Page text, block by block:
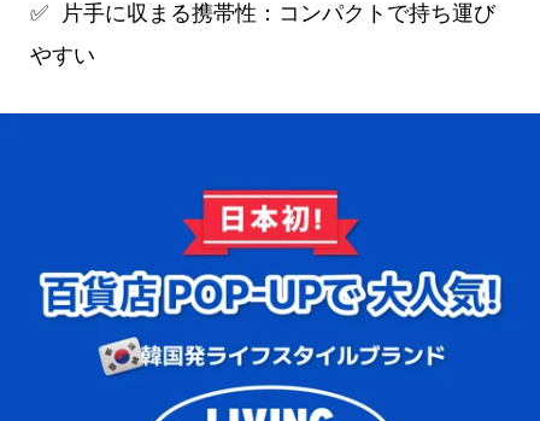
✅ 片手に収まる携帯性：コンパクトで持ち運び
やすい